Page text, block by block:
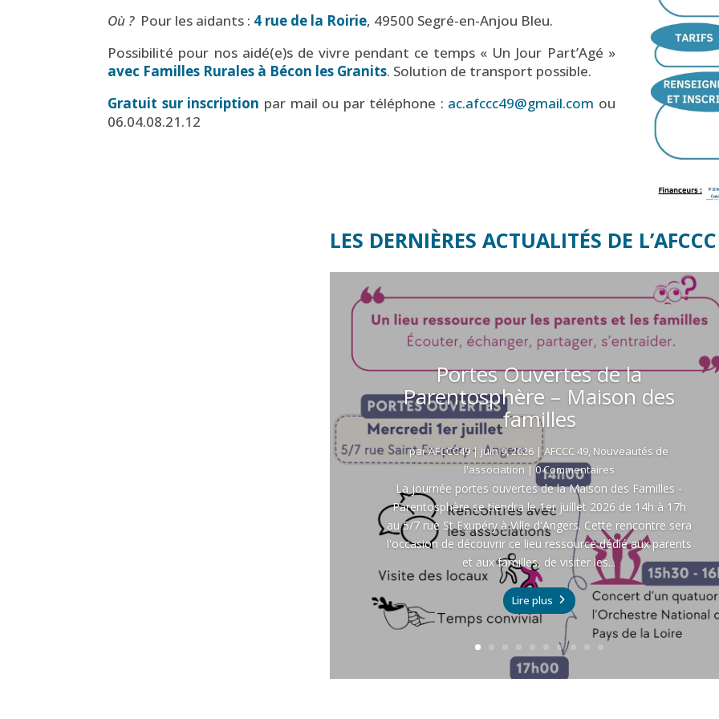
Où ? Pour les aidants : 4 rue de la Roirie, 49500 Segré-en-Anjou Bleu.
Possibilité pour nos aidé(e)s de vivre pendant ce temps « Un Jour Part’Agé »
avec Familles Rurales à Bécon les Granits. Solution de transport possible.
Gratuit sur inscription par mail ou par téléphone : ac.afccc49@gmail.com ou
06.04.08.21.12
LES DERNIÈRES ACTUALITÉS DE
Portes Ouvertes de la
Parentosphère – Maison des
familles
parAFCCC49| juin 9, 2026 |AFCCC 49 Nouveautés de
l'association| 0 Commentaires
La journée portes ouvertes de la Maison des Familles -
Parentosphère se tiendra le 1er juillet 2026 de 14h à 17h
au 5/7 rue St Exupéry à Ville d'Angers. Cette rencontre sera
l'occasion de découvrir ce lieu ressource dédié aux parents
et aux familles, de visiter les...
Lire plus